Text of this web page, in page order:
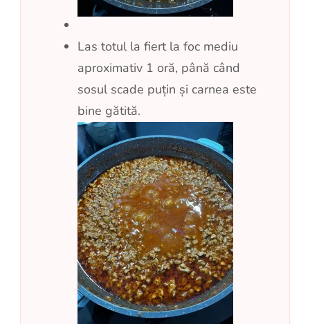
Las totul la fiert la foc mediu
aproximativ 1 oră, până când
sosul scade puțin și carnea este
bine gătită.